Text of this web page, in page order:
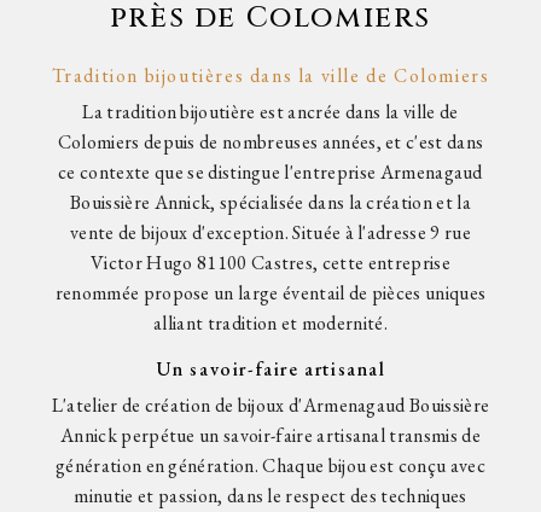
près de Colomiers
Tradition bijoutières dans la ville de Colomiers
La tradition bijoutière est ancrée dans la ville de
Colomiers depuis de nombreuses années, et c'est dans
ce contexte que se distingue l'entreprise Armenagaud
Bouissière Annick, spécialisée dans la création et la
vente de bijoux d'exception. Située à l'adresse 9 rue
Victor Hugo 81100 Castres, cette entreprise
renommée propose un large éventail de pièces uniques
alliant tradition et modernité.
Un savoir-faire artisanal
L'atelier de création de bijoux d'Armenagaud Bouissière
Annick perpétue un savoir-faire artisanal transmis de
génération en génération. Chaque bijou est conçu avec
minutie et passion, dans le respect des techniques